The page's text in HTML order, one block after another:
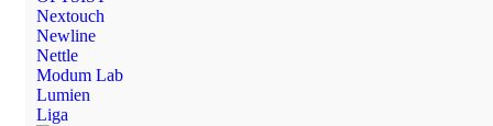
Nextouch
Newline
Nettle
Modum Lab
Lumien
Liga